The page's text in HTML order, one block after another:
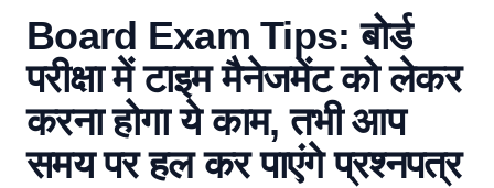
Board Exam Tips: बोर्ड
परीक्षा में टाइम मैनेजमेंट को लेकर
करना होगा ये काम, तभी आप
समय पर हल कर पाएंगे प्रश्नपत्र